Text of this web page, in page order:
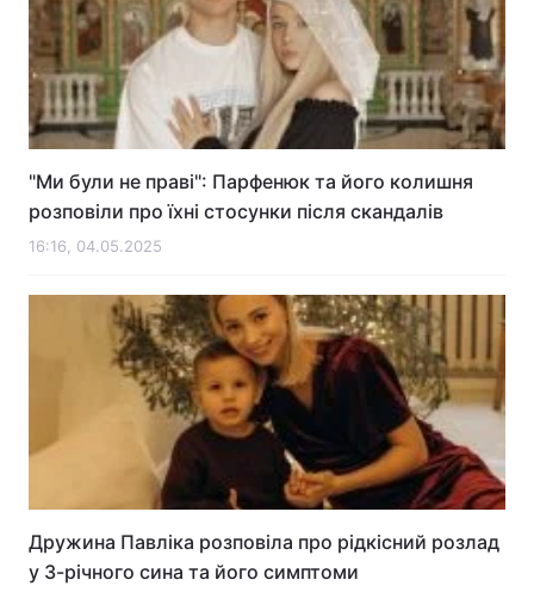
"Ми були не праві": Парфенюк та його колишня
розповіли про їхні стосунки після скандалів
16:16, 04.05.2025
Дружина Павліка розповіла про рідкісний розлад
у 3-річного сина та його симптоми